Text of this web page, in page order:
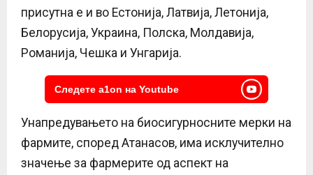
присутна е и во Естонија, Латвија, Летонија,
Белорусија, Украина, Полска, Молдавија,
Романија, Чешка и Унгарија.
Следете a1on на Youtube
Унапредувањето на биосигурносните мерки на
фармите, според Атанасов, има исклучително
значење за фармерите од аспект на